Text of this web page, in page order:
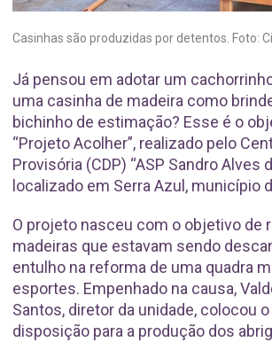
Casinhas são produzidas por detentos. Foto:
Já pensou em adotar um
uma casinha de madeira como
bichinho de estimação? Esse é o
“Projeto Acolher”, realizado pelo
Provisória (CDP) “ASP Sandro Alves
localizado em Serra Azul, município
O projeto nasceu com o objetivo de
madeiras que estavam sendo
entulho na reforma de uma quadra
esportes. Empenhado na causa,
Santos, diretor da unidade, colocou
disposição para a produção dos